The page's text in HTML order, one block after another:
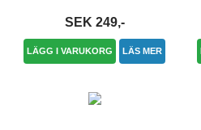
SEK 249,-
LÄGG I VARUKORG LÄS MER